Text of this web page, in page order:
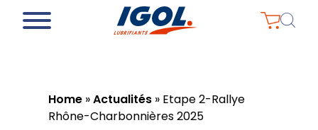
Home »Actualités » Etape 2-Rallye
Rhône-Charbonnières 2025